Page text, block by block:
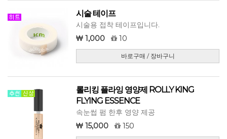
시술 테이프
시술용 접착 테이프입니다.
1,000
10
바로구매 / 장바구니
롤리킹 플라잉 영양제 ROLLY KING
FLYING ESSENCE
속눈썹 펌 한후 영양 제공
15,000
150